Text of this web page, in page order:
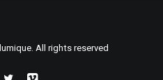
All rights reserved